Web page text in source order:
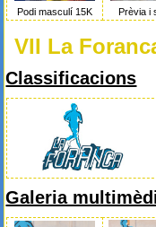
Podi masculí 15K Prèvia i
VII La
Classificacions
Galeria